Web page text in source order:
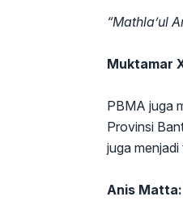
“Mathla’ul
Muktamar
PBMA juga
Provinsi
juga
Anis Matta: